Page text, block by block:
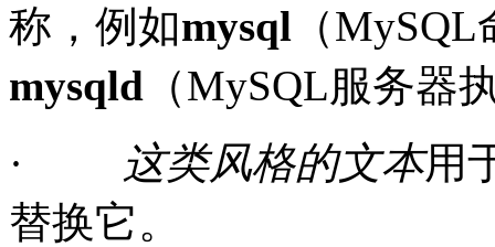
称，例如mysql （
mysqld （MySQL服务器
·
这类风格的文本用
替换它。